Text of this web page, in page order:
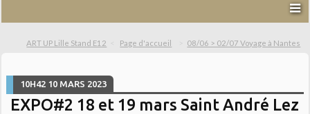
ART UP Lille Stand E12 Page d'accueil 08/06 > 02/07 Voyage à Nantes
10H42 10 MARS 2023
EXPO#2 18 et 19 mars Saint André Lez